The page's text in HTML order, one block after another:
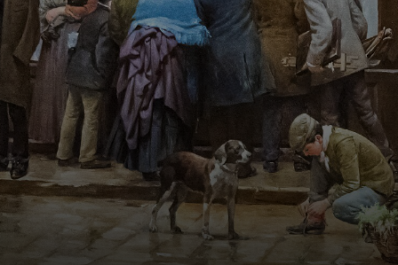
farmácia, mas sua
paixão pela arte o
levou a voltar aos
estudos.